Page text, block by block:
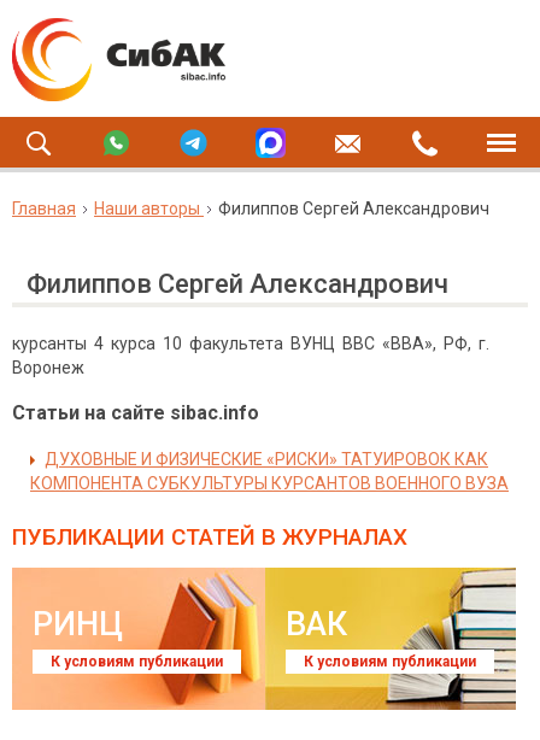
Главная Наши авторы Филиппов Сергей Александрович
Филиппов Сергей Александрович
курсанты 4 курса 10 факультета ВУНЦ ВВС «ВВА», РФ, г.
Воронеж
Статьи на сайте sibac.info
ДУХОВНЫЕ И ФИЗИЧЕСКИЕ «РИСКИ» ТАТУИРОВОК КАК
КОМПОНЕНТА СУБКУЛЬТУРЫ КУРСАНТОВ ВОЕННОГО ВУЗА
ПУБЛИКАЦИИ СТАТЕЙ В ЖУРНАЛАХ
РИНЦ
К условиям публикации
ВАК
К условиям публикации